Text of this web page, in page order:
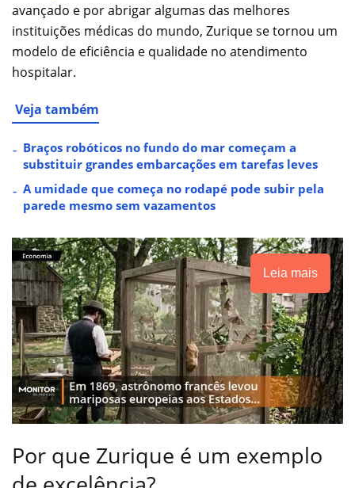
avançado e por abrigar algumas das melhores
instituições médicas do mundo, Zurique se tornou um
modelo de eficiência e qualidade no atendimento
hospitalar.
Veja também
Braços robóticos no fundo do mar começam a
substituir grandes embarcações em tarefas leves
A umidade que começa no rodapé pode subir pela
parede mesmo sem vazamentos
Leia mais
Por que Zurique é um exemplo